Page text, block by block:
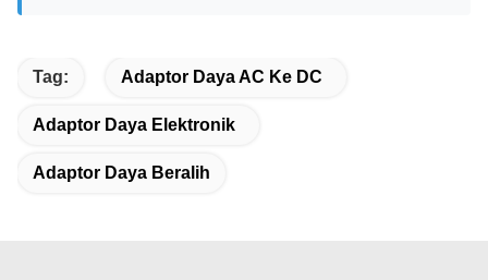
Tag: Adaptor Daya AC Ke DC
Adaptor Daya Elektronik
Adaptor Daya Beralih